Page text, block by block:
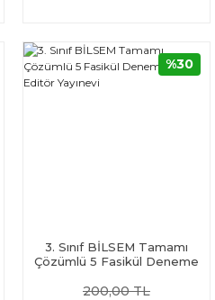
3. Sınıf BİLSEM Tamamı
Çözümlü 5 Fasikül Deneme
200,00 TL
%30